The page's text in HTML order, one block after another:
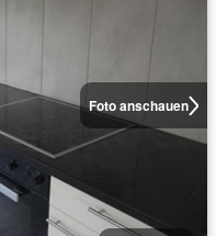
Foto anschauen